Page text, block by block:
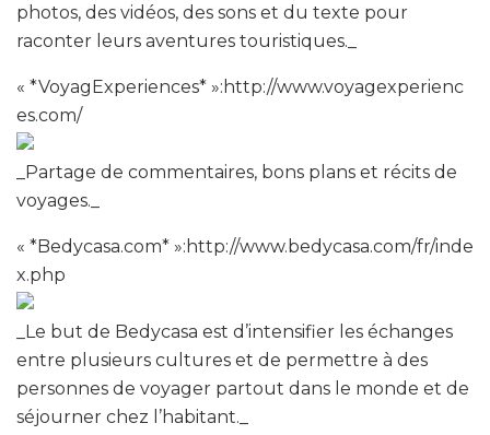
photos, des vidéos, des sons et du texte pour
raconter leurs aventures touristiques._
« *VoyagExperiences* »:http://www.voyagexperienc
es.com/
_Partage de commentaires, bons plans et récits de
voyages._
« *Bedycasa.com* »:http://www.bedycasa.com/fr/inde
x.php
_Le but de Bedycasa est d’intensifier les échanges
entre plusieurs cultures et de permettre à des
personnes de voyager partout dans le monde et de
séjourner chez l’habitant._